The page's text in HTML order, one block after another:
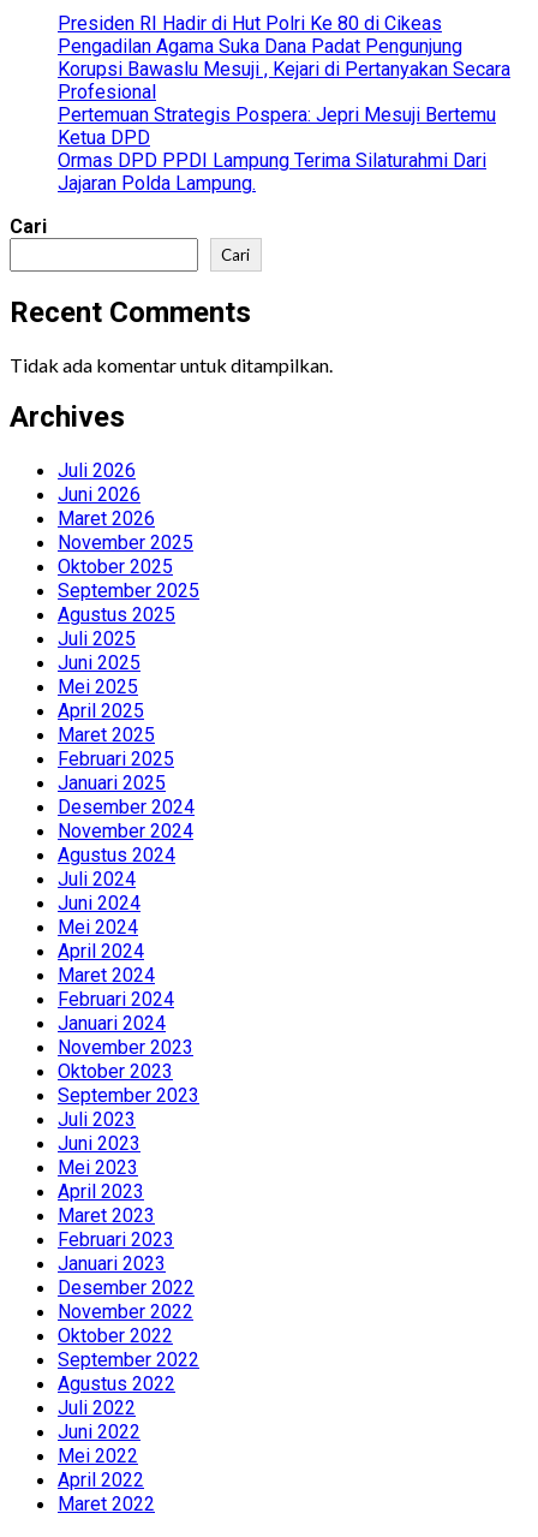
Wa
Inalilahi
Rojiun,
Turut
Berduka
Cita
Atas
Kepulangan
Presiden RI Hadir di Hut Polri Ke 80 di Cikeas
Pengadilan Agama Suka Dana Padat Pengunjung
Korupsi Bawaslu Mesuji , Kejari di Pertanyakan Secara
Profesional
Pertemuan Strategis Pospera: Jepri Mesuji Bertemu
Ketua DPD
Ormas DPD PPDI Lampung Terima Silaturahmi Dari
Jajaran Polda Lampung.
Cari
Cari
Recent Comments
Tidak ada komentar untuk ditampilkan.
Archives
Juli 2026
Juni 2026
Maret 2026
November 2025
Oktober 2025
September 2025
Agustus 2025
Juli 2025
Juni 2025
Mei 2025
April 2025
Maret 2025
Februari 2025
Januari 2025
Desember 2024
November 2024
Agustus 2024
Juli 2024
Juni 2024
Mei 2024
April 2024
Maret 2024
Februari 2024
Januari 2024
November 2023
Oktober 2023
September 2023
Juli 2023
Juni 2023
Mei 2023
April 2023
Maret 2023
Februari 2023
Januari 2023
Desember 2022
November 2022
Oktober 2022
September 2022
Agustus 2022
Juli 2022
Juni 2022
Mei 2022
April 2022
Maret 2022